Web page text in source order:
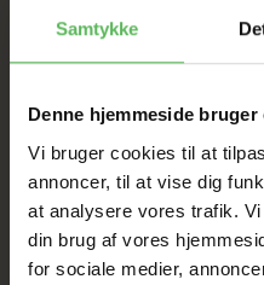
Samtykke
Denne hjemmeside bruger
Vi bruger cookies til at
annoncer, til at vise dig
at analysere vores trafik.
din brug af vores
for sociale medier,
TIL D.